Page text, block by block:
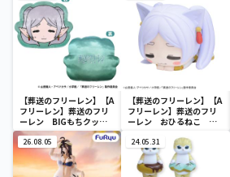
【葬送のフリーレン】【A
フリーレン】葬送のフリ
ーレン BIGもちクッシ
ョン
【葬送のフリーレン】【A
フリーレン】葬送のフリ
ーレン おひるねこ ミ
26.08.05 24.05.31